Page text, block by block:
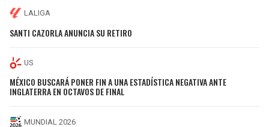
LALIGA
SANTI CAZORLA ANUNCIA SU RETIRO
US
MÉXICO BUSCARÁ PONER FIN A UNA ESTADÍSTICA NEGATIVA ANTE
INGLATERRA EN OCTAVOS DE FINAL
MUNDIAL 2026